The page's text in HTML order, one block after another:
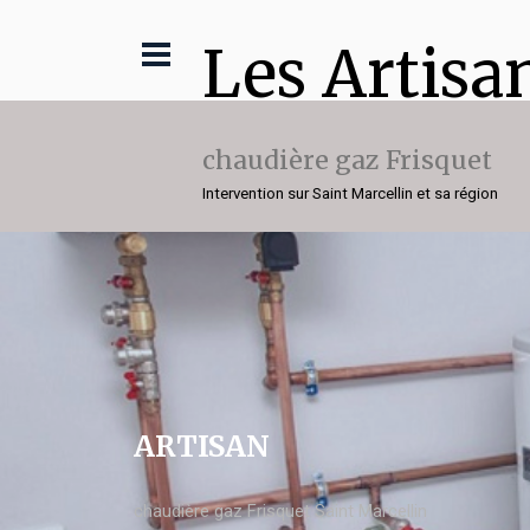
Les
chaudière gaz Frisquet
Intervention sur Saint Marcellin et sa région
ARTISAN
chaudière gaz Frisquet Saint Marcellin